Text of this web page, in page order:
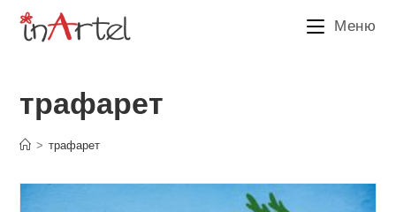
Перейти
Меню
трафарет
> трафарет